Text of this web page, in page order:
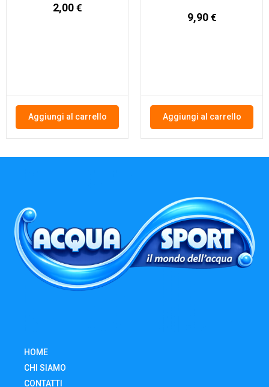
2,00 €
Aggiungi al carrello
9,90 €
Aggiungi al carrello
HOME
CHI SIAMO
CONTATTI